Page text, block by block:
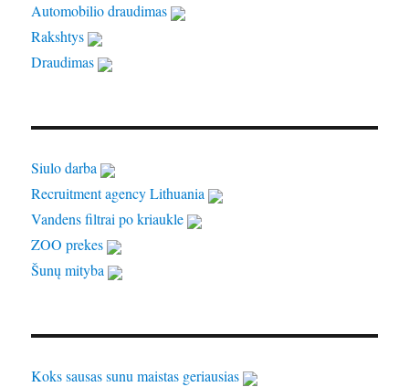
Automobilio draudimas
Rakshtys
Draudimas
Siulo darba
Recruitment agency Lithuania
Vandens filtrai po kriaukle
ZOO prekes
Šunų mityba
Koks sausas sunu maistas geriausias